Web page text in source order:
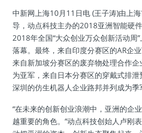
中新网上海10月11日电 (王子涛)由上
导，动点科技主办的2018亚洲智能硬
2018年全国“大众创业万众创新活动周
落幕。最终，来自印度分赛区的AR企
来自新加坡分赛区的废弃物处理合作
为亚军，来自日本分赛区的穿戴式排泄
深圳的仿生机器人企业路邦并列成为季
“在未来的创新创业浪潮中，亚洲的企
越重要的角色。”动点科技创始人卢刚